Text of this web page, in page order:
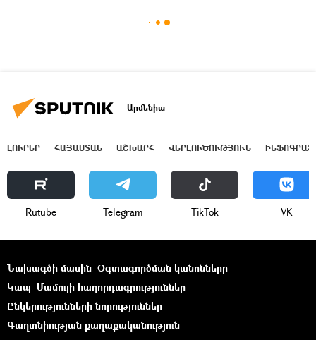
Արմենիա
ԼՈՒՐԵՐ ՀԱՅԱՍՏԱՆ ԱՇԽԱՐՀ ՎԵՐԼՈՒԾՈՒԹՅՈՒՆ
Rutube Telegram ТikТоk VK
Նախագծի մասին Օգտագործման կանոնները
Կապ Մամուլի հաղորդագրություններ
Ընկերությունների նորություններ
Գաղտնիության քաղաքականություն